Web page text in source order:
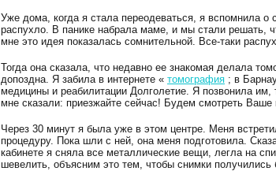
Уже дома, когда я стала переодеваться, я вспомнила
распухло. В панике набрала маме, и мы стали решать,
мне это идея показалась сомнительной. Все-таки
Тогда она сказала, что недавно ее знакомая делала
допоздна. Я забила в интернете « томография ; в
медицины и реабилитации Долголетие. Я позвонила
мне сказали: приезжайте сейчас! Будем смотреть Ваше
Через 30 минут я была уже в этом центре. Меня
процедуру. Пока шли с ней, она меня подготовила.
кабинете я сняла все металлические вещи, легла на
шевелить, объясним это тем, чтобы снимки получились